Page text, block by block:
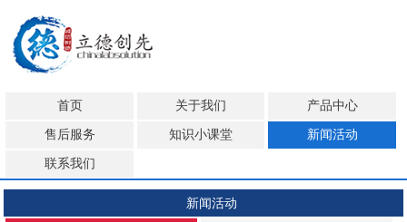
首页 关于我们 产品中心
售后服务 知识小课堂 新闻活动
联系我们
新闻活动